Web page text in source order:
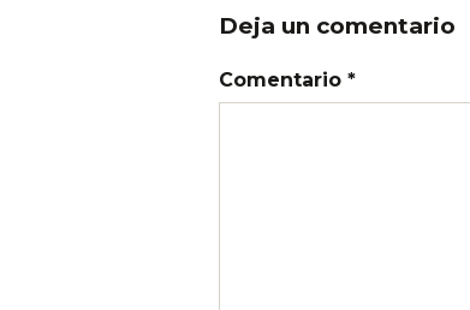
Deja un comentario
Comentario *